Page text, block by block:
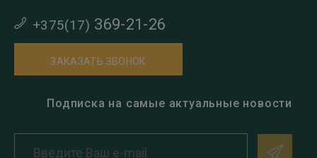
+375(17) 369-21-26
ЗАКАЗАТЬ ЗВОНОК
Подписка на самые актуальные новости